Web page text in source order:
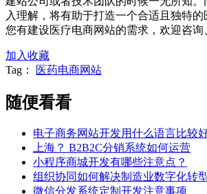
入理解，将有助于打造一个合适且独特
您有建设医疗电商网站的需求，欢迎咨询
加入收藏
Tag：
医药电商网站
随便看看
电子商务网站开发用什么语言比较
上海？ B2B2C分销系统如何运营
小程序商城开发有哪些注意点？
组织协同如何解决制造业数字化转
微信分发系统定制开发注意事项